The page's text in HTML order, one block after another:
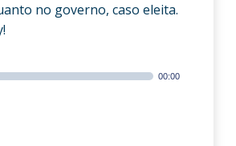
no governo, caso eleita.
00:00